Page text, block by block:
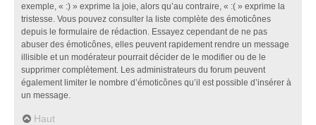
exemple, « :) » exprime la joie, alors qu’au contraire, « :( » exprime la
tristesse. Vous pouvez consulter la liste complète des émoticônes
depuis le formulaire de rédaction. Essayez cependant de ne pas
abuser des émoticônes, elles peuvent rapidement rendre un message
illisible et un modérateur pourrait décider de le modifier ou de le
supprimer complètement. Les administrateurs du forum peuvent
également limiter le nombre d’émoticônes qu’il est possible d’insérer à
un message.
Haut